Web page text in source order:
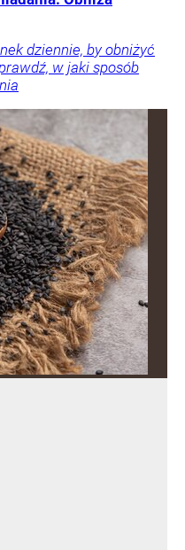
dziennie, by obniżyć
w jaki sposób